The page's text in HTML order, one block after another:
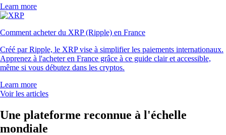
Learn more
Comment acheter du XRP (Ripple) en France
Créé par Ripple, le XRP vise à simplifier les paiements internationaux.
Apprenez à l'acheter en France grâce à ce guide clair et accessible,
même si vous débutez dans les cryptos.
Learn more
Voir les articles
Une plateforme reconnue à l'échelle
mondiale